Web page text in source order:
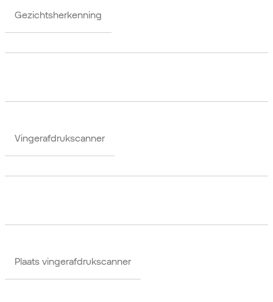
Gezichtsherkenning
Vingerafdrukscanner
Plaats vingerafdrukscanner